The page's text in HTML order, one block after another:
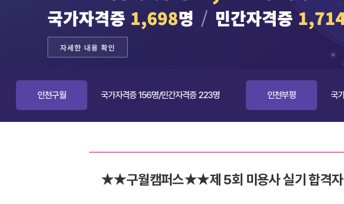
국가자격증 156명/민간자격증 223명 인천부평 국가자격증 126명
★★구월캠퍼스★★제 5회 미용사 실기 합격자